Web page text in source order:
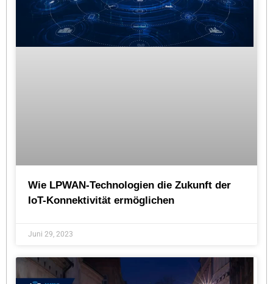
Wie LPWAN-Technologien die Zukunft der
IoT-Konnektivität ermöglichen
Juni 29, 2023